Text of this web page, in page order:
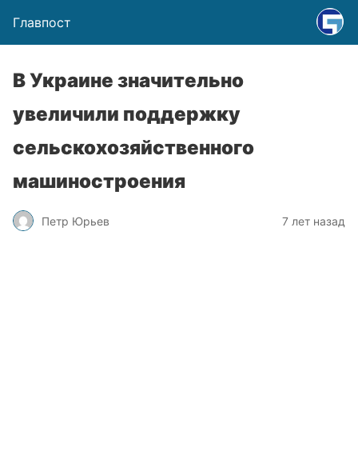
Главпост
В Украине значительно
увеличили поддержку
сельскохозяйственного
машиностроения
Петр Юрьев 7 лет назад